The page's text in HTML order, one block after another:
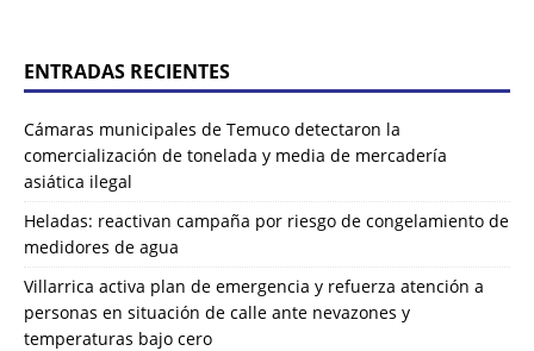
ENTRADAS RECIENTES
Cámaras municipales de Temuco detectaron la
comercialización de tonelada y media de mercadería
asiática ilegal
Heladas: reactivan campaña por riesgo de congelamiento de
medidores de agua
Villarrica activa plan de emergencia y refuerza atención a
personas en situación de calle ante nevazones y
temperaturas bajo cero